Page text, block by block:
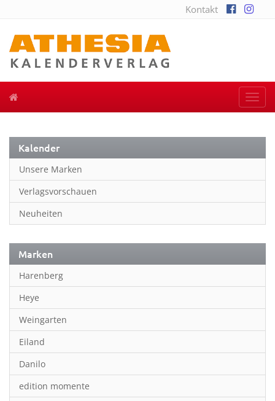
Kontakt
Kalender
Unsere Marken
Verlagsvorschauen
Neuheiten
Marken
Harenberg
Heye
Weingarten
Eiland
Danilo
edition momente